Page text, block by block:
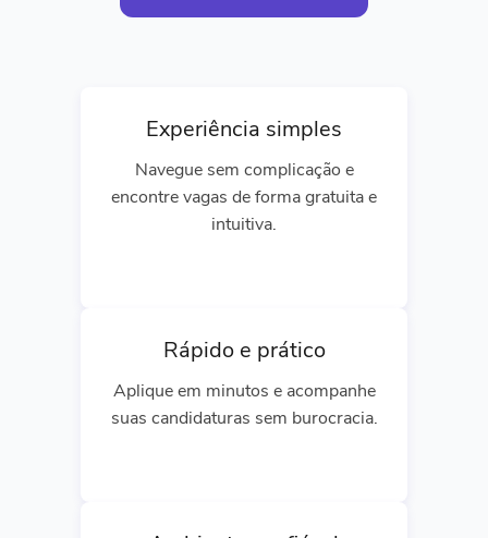
Experiência simples
Navegue sem complicação e
encontre vagas de forma gratuita e
intuitiva.
Rápido e prático
Aplique em minutos e acompanhe
suas candidaturas sem burocracia.